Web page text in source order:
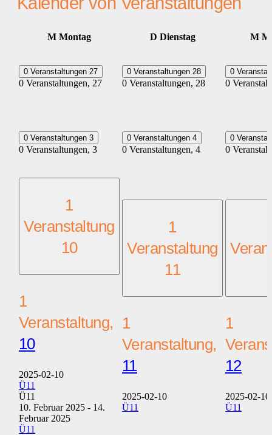
M Montag D Dienstag M
0 Veranstaltungen 27
0 Veranstaltungen, 27
0 Veranstaltungen 28
0 Veranstaltungen, 28
0
0
0 Veranstaltungen 3
0 Veranstaltungen, 3
0 Veranstaltungen 4
0 Veranstaltungen, 4
0
0
1
Veranstaltung
10
1
Veranstaltung,
10
2025-02-10
Ü11
Ü11
10. Februar 2025 - 14.
Februar 2025
Ü11
1
Veranstaltung
11
1
Veranstaltung,
11
2025-02-10
Ü11
1
12
2025-02-10
Ü11